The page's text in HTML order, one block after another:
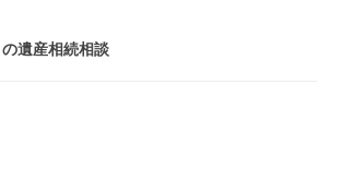
の遺産相続相談